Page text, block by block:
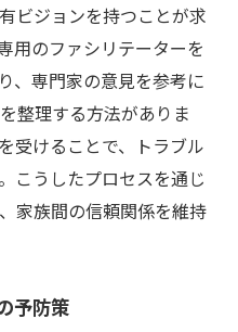
ビジョンを持つことが求
用のファシリテーターを
、専門家の意見を参考に
整理する方法がありま
受けることで、トラブル
こうしたプロセスを通じ
家族間の信頼関係を維持
予防策